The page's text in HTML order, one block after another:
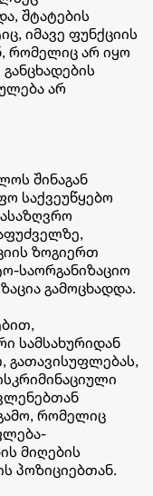
შტატების
იმავე ფუნქციის
რომელიც არ იყო
არ
შინაგან
საქვეუწყებო
ზოგიერთ
საორგანიზაციო
გამოცხადდა.
სამსახურიდან
გათავისუფლებას,
რომელიც
მიღების
პოზიციებთან.